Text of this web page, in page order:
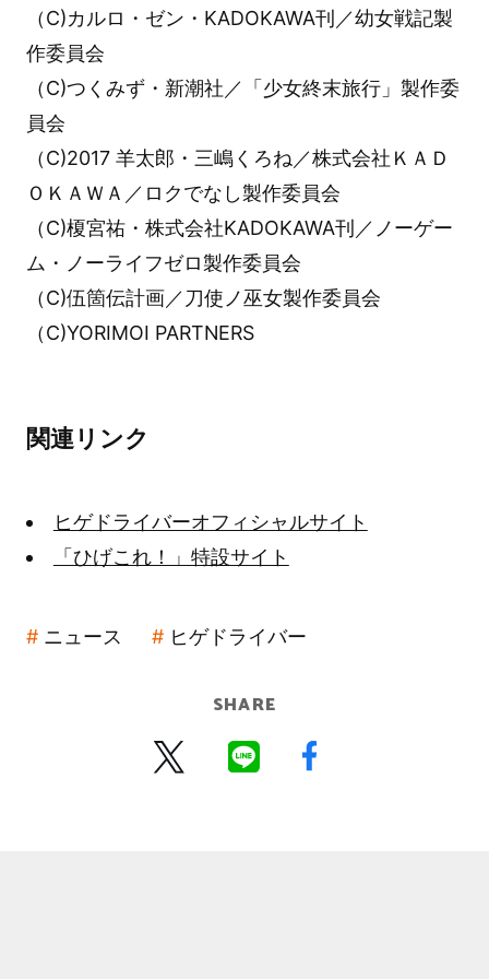
（C)カルロ・ゼン・KADOKAWA刊／幼女戦記製
作委員会
（C)つくみず・新潮社／「少女終末旅行」製作委
員会
（C)2017 羊太郎・三嶋くろね／株式会社ＫＡＤ
ＯＫＡＷＡ／ロクでなし製作委員会
（C)榎宮祐・株式会社KADOKAWA刊／ノーゲー
ム・ノーライフゼロ製作委員会
（C)伍箇伝計画／刀使ノ巫女製作委員会
（C)YORIMOI PARTNERS
関連リンク
ヒゲドライバーオフィシャルサイト
「ひげこれ！」特設サイト
ニュース ヒゲドライバー
SHARE